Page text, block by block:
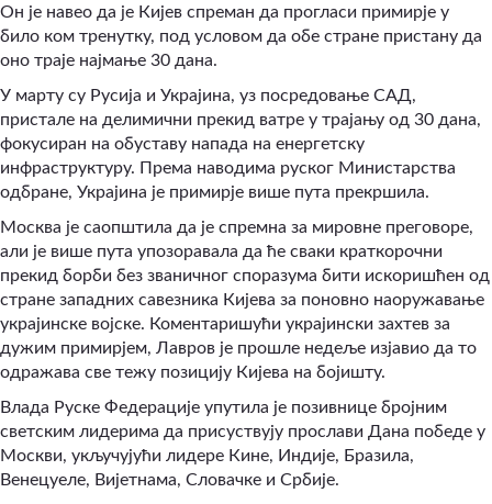
Он је навео да је Кијев спреман да прогласи примирје у
било ком тренутку, под условом да обе стране пристану да
оно траје најмање 30 дана.
У марту су Русија и Украјина, уз посредовање САД,
пристале на делимични прекид ватре у трајању од 30 дана,
фокусиран на обуставу напада на енергетску
инфраструктуру. Према наводима руског Министарства
одбране, Украјина је примирје више пута прекршила.
Москва је саопштила да је спремна за мировне преговоре,
али је више пута упозоравала да ће сваки краткорочни
прекид борби без званичног споразума бити искоришћен од
стране западних савезника Кијева за поновно наоружавање
украјинске војске. Коментаришући украјински захтев за
дужим примирјем, Лавров је прошле недеље изјавио да то
одражава све тежу позицију Кијева на бојишту.
Влада Руске Федерације упутила је позивнице бројним
светским лидерима да присуствују прослави Дана победе у
Москви, укључујући лидере Кине, Индије, Бразила,
Венецуеле, Вијетнама, Словачке и Србије.